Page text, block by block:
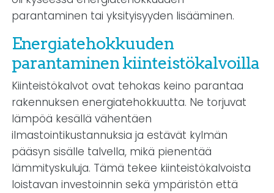
parantaminen tai yksityisyyden lisääminen.
Energiatehokkuuden
parantaminen kiinteistökalvoilla
Kiinteistökalvot ovat tehokas keino parantaa
rakennuksen energiatehokkuutta. Ne torjuvat
lämpöä kesällä vähentäen
ilmastointikustannuksia ja estävät kylmän
pääsyn sisälle talvella, mikä pienentää
lämmityskuluja. Tämä tekee kiinteistökalvoista
loistavan investoinnin sekä ympäristön että